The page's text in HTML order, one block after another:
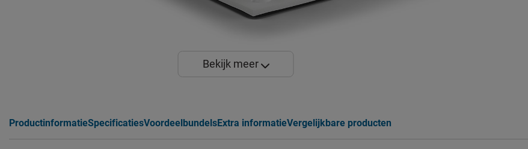
Bekijk meer
ProductinformatieSpecificatiesVoordeelbundelsExtra informatieVergelijkbare producten